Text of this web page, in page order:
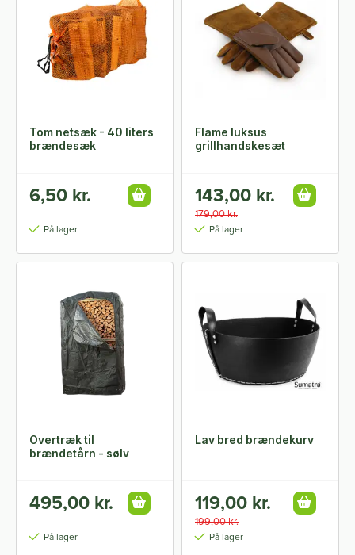
Tom netsæk - 40 liters
brændesæk
6,50 kr.
På lager
Flame luksus
grillhandskesæt
143,00 kr.
179,00 kr.
På lager
Overtræk til
brændetårn - sølv
495,00 kr.
På lager
Lav bred brændekurv
119,00 kr.
199,00 kr.
På lager